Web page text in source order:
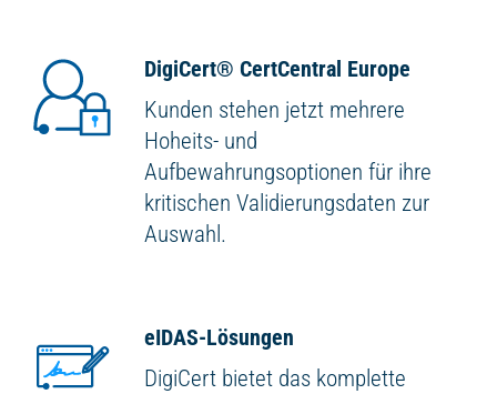
DigiCert® CertCentral Europe
Kunden stehen jetzt mehrere
Hoheits- und
Aufbewahrungsoptionen für ihre
kritischen Validierungsdaten zur
Auswahl.
eIDAS-Lösungen
DigiCert bietet das komplette